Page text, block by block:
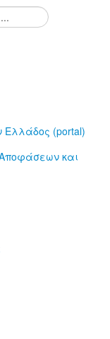
Ελλάδος (portal)
και